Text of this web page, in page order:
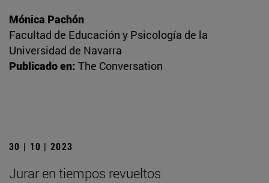
Mónica Pachón
Facultad de Educación y Psicología de la
Universidad de Navarra
Publicado en: The Conversation
30 | 10 | 2023
Jurar en tiempos revueltos